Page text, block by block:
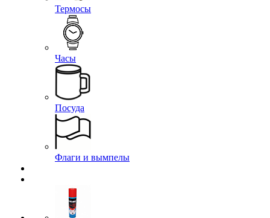
Термосы
Часы
Посуда
Флаги и вымпелы